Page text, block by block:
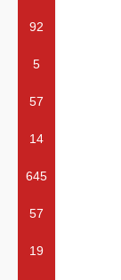
92
5
57
14
645
57
19